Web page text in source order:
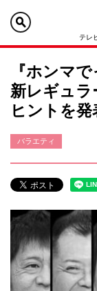
テレ
『ホンマ
新レギュ
ヒントを発
バラエティ